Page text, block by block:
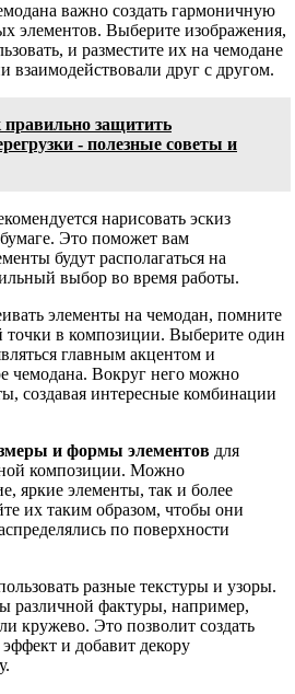
важно создать гармоничную
элементов. Выберите изображения,
и разместите их на чемодане
взаимодействовали друг с другом.
защитить
- полезные советы и
нарисовать эскиз
Это поможет вам
будут располагаться на
выбор во время работы.
элементы на чемодан, помните
точки в композиции. Выберите один
главным акцентом и
чемодана. Вокруг него можно
создавая интересные комбинации
и формы элементов для
композиции. Можно
яркие элементы, так и более
их таким образом, чтобы они
по поверхности
разные текстуры и узоры.
различной фактуры, например,
кружево. Это позволит создать
и добавит декору